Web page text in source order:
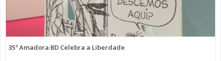
35º Amadora BD Celebra a Liberdade